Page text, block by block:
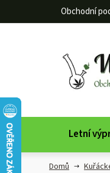
Obchodní
Letní
Domů